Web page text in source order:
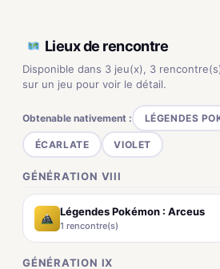
Lieux de rencontre
Disponible dans 3 jeu(x), 3
sur un jeu pour voir le détail.
Obtenable nativement : LÉGENDES
ÉCARLATE VIOLET
GÉNÉRATION VIII
Légendes Pokémon : Arceus
1 rencontre(s)
GÉNÉRATION IX